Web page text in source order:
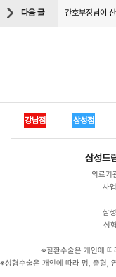
다음 글 간호부장님이
강남점 삼성점
삼성드
의료기
사
삼
성
※질환수술은 개인에
※성형수술은 개인에 따라 멍, 출혈,